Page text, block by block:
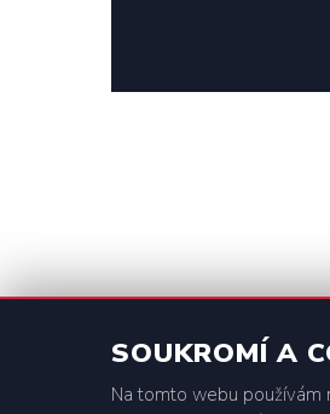
SOUKROMÍ A
Na tomto webu používám